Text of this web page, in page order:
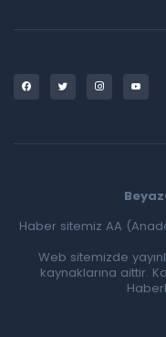
Haber sitemiz AA
Web sitemizde
kaynaklarına aittir.